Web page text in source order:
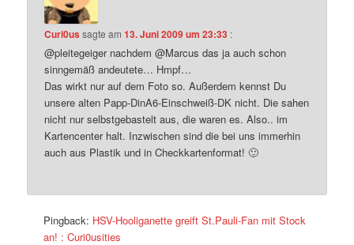
Curi0us sagte am13. Juni 2009 um 23:33 :
@pleitegeiger nachdem @Marcus das ja auch schon
sinngemäß andeutete… Hmpf…
Das wirkt nur auf dem Foto so. Außerdem kennst Du
unsere alten Papp-DinA6-Einschweiß-DK nicht. Die sahen
nicht nur selbstgebastelt aus, die waren es. Also.. im
Kartencenter halt. Inzwischen sind die bei uns immerhin
auch aus Plastik und in Checkkartenformat! 🙂
Pingback: HSV-Hooliganette greift St.Pauli-Fan mit Stock
an! : Curi0usities